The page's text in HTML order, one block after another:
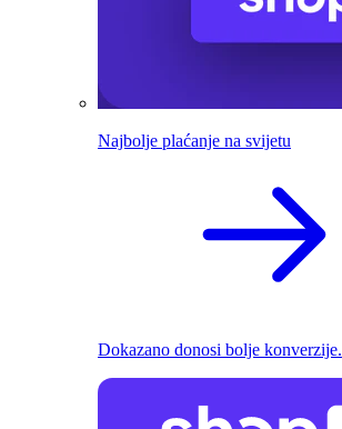
Najbolje plaćanje na svijetu
Dokazano donosi bolje konverzije.